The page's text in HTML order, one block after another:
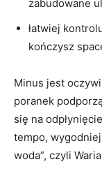
zabudowane
łatwiej
kończysz
Minus jest
poranek
się na
tempo,
woda”, czyli